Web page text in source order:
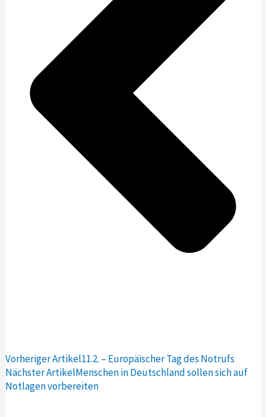
Vorheriger Artikel11.2. – Europäischer Tag des Notrufs
Nächster ArtikelMenschen in Deutschland sollen sich auf
Notlagen vorbereiten